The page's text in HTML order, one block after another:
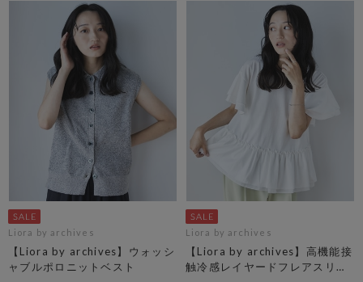
Liora by archives
【Liora by archives】ウォッシ
ャブルポロニットベスト
Liora by archives
【Liora by archives】高機能接
触冷感レイヤードフレアスリー